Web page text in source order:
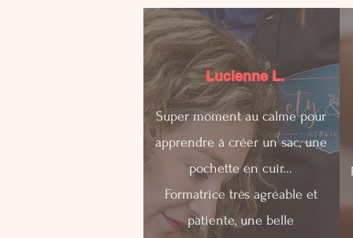
Lucienne L.
Super moment au calme pour
apprendre à créer un sac, une
pochette en cuir...
Formatrice très agréable et
patiente, une belle